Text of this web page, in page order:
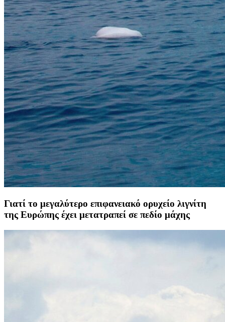
Γιατί το μεγαλύτερο επιφανειακό ορυχείο λιγνίτη
της Ευρώπης έχει μετατραπεί σε πεδίο μάχης